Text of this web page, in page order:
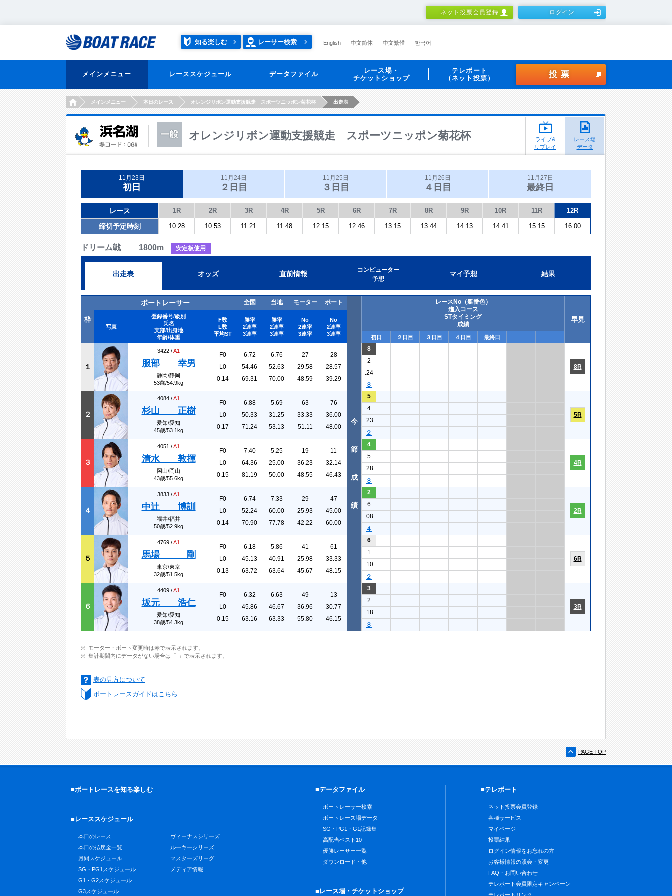
ネット投票会員登録 ログイン
知る楽しむ レーサー検索 English 中文简体 中文繁體 한국어
メインメニュー レーススケジュール データファイル
レース場・
チケットショップ
テレボート
（ネット投票）
投票
HOMEメインメニュー 本日のレース オレンジリボン運動支援競走 スポーツニッポン菊花杯 出走表
オレンジリボン運動支援競走 スポーツニッポン菊花杯
ライブ&
リプレイ
レース場
データ
11月23日
初日
11月24日
２日目
11月25日
３日目
11月26日
４日目
11月27日
最終日
レース 1R 2R 3R 4R 5R 6R 7R 8R 9R 10R 11R 12R
締切予定時刻 10:28 10:53 11:21 11:48 12:15 12:46 13:15 13:44 14:13 14:41 15:15 16:00
ドリーム戦 1800m 安定板使用
出走表 オッズ 直前情報
コンピューター
予想
マイ予想 結果
枠
ボートレーサー 全国 当地 モーター ボート
レースNo（艇番色）
進入コース
STタイミング
成績
早見
写真
登録番号/級別
氏名
支部/出身地
年齢/体重
F数
L数
平均ST
勝率
2連率
3連率
勝率
2連率
3連率
No
2連率
3連率
No
2連率
3連率
初日 ２日目 ３日目 ４日目 最終日
１
3422 /A1
服部 幸男
静岡/静岡
53歳/54.9kg
F0
L0
0.14
6.72
54.46
69.31
6.76
52.63
70.00
27
29.58
48.59
28
28.57
39.29
8
8R
2
.24
３
２
4084 /A1
杉山 正樹
愛知/愛知
45歳/53.1kg
F0
L0
0.17
6.88
50.33
71.24
5.69
31.25
53.13
63
33.33
51.11
76
36.00
48.00
5
5R
4
.23
２
３
4051 /A1
清水 敦揮
岡山/岡山
43歳/55.6kg
F0
L0
0.15
7.40
64.36
81.19
5.25
25.00
50.00
19
36.23
48.55
11
32.14
46.43
4
4R
5
.28
３
４
3833 /A1
中辻 博訓
福井/福井
50歳/52.9kg
F0
L0
0.14
6.74
52.24
70.90
7.33
60.00
77.78
29
25.93
42.22
47
45.00
60.00
2
2R
6
.08
４
５
4769 /A1
馬場 剛
東京/東京
32歳/51.5kg
F0
L0
0.13
6.18
45.13
63.72
5.86
40.91
63.64
41
25.98
45.67
61
33.33
48.15
6
6R
1
.10
２
６
4409 /A1
坂元 浩仁
愛知/愛知
38歳/54.3kg
F0
L0
0.15
6.32
45.86
63.16
6.63
46.67
63.33
49
36.96
55.80
13
30.77
46.15
3
3R
2
.18
３
今
節
成
績
モーター・ボート変更時は赤で表示されます。
集計期間内にデータがない場合は「-」で表示されます。
表の見方について
ボートレースガイドはこちら
PAGE TOP
■ボートレースを知る楽しむ
■レーススケジュール
本日のレース
本日の払戻金一覧
月間スケジュール
SG・PG1スケジュール
G1・G2スケジュール
G3スケジュール
ヴィーナスシリーズ
ルーキーシリーズ
マスターズリーグ
メディア情報
■データファイル
ボートレーサー検索
ボートレース場データ
SG・PG1・G1記録集
高配当ベスト10
優勝レーサー一覧
ダウンロード・他
■レース場・チケットショップ
■テレボート
ネット投票会員登録
各種サービス
マイページ
投票結果
ログイン情報をお忘れの方
お客様情報の照会・変更
FAQ・お問い合わせ
テレボート会員限定キャンペーン